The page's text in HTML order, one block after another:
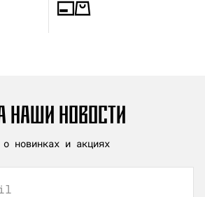
НАШИ НОВОСТИ
о новинках и акциях